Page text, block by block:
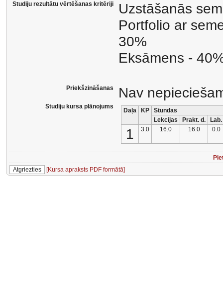
Studiju rezultātu vērtēšanas kritēriji
Uzstāšanās
Portfolio ar
30%
Eksāmens -
Priekšzināšanas Nav
Studiju kursa plānojums
Daļa KP
Stundas
Lekcijas
Prakt. d. Lab.
1 3.0 16.0 16.0 0.0
[Kursa apraksts PDF formātā]